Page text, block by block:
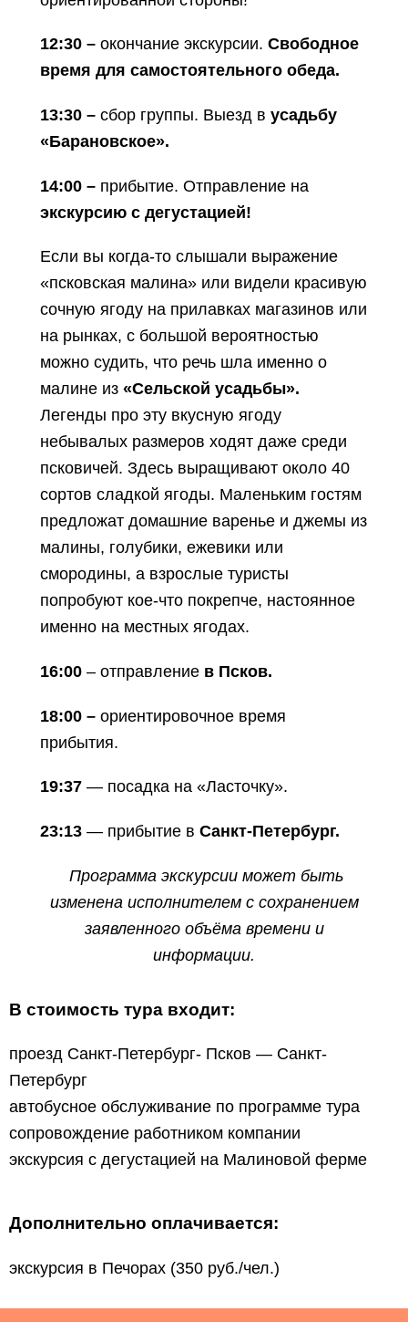
12:30 – окончание экскурсии. Свободное
время для самостоятельного обеда.
13:30 – сбор группы. Выезд в усадьбу
«Барановское».
14:00 – прибытие. Отправление на
экскурсию с дегустацией!
Если вы когда-то слышали выражение
«псковская малина» или видели красивую
сочную ягоду на прилавках магазинов или
на рынках, с большой вероятностью
можно судить, что речь шла именно о
малине из «Сельской усадьбы».
Легенды про эту вкусную ягоду
небывалых размеров ходят даже среди
псковичей. Здесь выращивают около 40
сортов сладкой ягоды. Маленьким гостям
предложат домашние варенье и джемы из
малины, голубики, ежевики или
смородины, а взрослые туристы
попробуют кое-что покрепче, настоянное
именно на местных ягодах.
16:00 – отправление в Псков.
18:00 – ориентировочное время
прибытия.
19:37 — посадка на «Ласточку».
23:13 — прибытие в Санкт-Петербург.
Программа экскурсии может быть
изменена исполнителем с сохранением
заявленного объёма времени и
информации.
В стоимость тура входит:
проезд Санкт-Петербург- Псков — Санкт-
Петербург
автобусное обслуживание по программе тура
сопровождение работником компании
экскурсия с дегустацией на Малиновой ферме
Дополнительно оплачивается:
экскурсия в Печорах (350 руб./чел.)